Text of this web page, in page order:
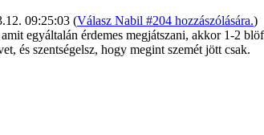
09:25:03 (Válasz Nabil #204 hozzászólására.)
egyáltalán érdemes megjátszani, akkor 1-2
és szentségelsz, hogy megint szemét jött csak.